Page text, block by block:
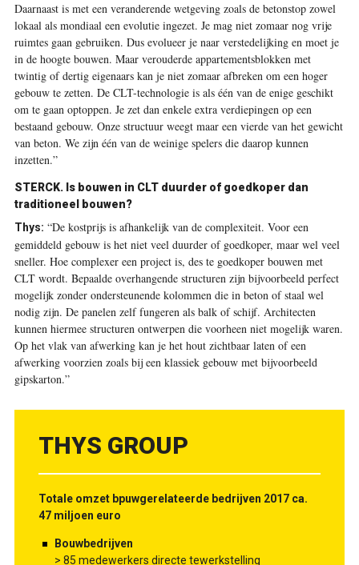
Daarnaast is met een veranderende wetgeving zoals de betonstop zowel
lokaal als mondiaal een evolutie ingezet. Je mag niet zomaar nog vrije
ruimtes gaan gebruiken. Dus evolueer je naar verstedelijking en moet je
in de hoogte bouwen. Maar verouderde appartementsblokken met
twintig of dertig eigenaars kan je niet zomaar afbreken om een hoger
gebouw te zetten. De CLT-technologie is als één van de enige geschikt
om te gaan optoppen. Je zet dan enkele extra verdiepingen op een
bestaand gebouw. Onze structuur weegt maar een vierde van het gewicht
van beton. We zijn één van de weinige spelers die daarop kunnen
inzetten.”
STERCK. Is bouwen in CLT duurder of goedkoper dan
traditioneel bouwen?
Thys: “De kostprijs is afhankelijk van de complexiteit. Voor een
gemiddeld gebouw is het niet veel duurder of goedkoper, maar wel veel
sneller. Hoe complexer een project is, des te goedkoper bouwen met
CLT wordt. Bepaalde overhangende structuren zijn bijvoorbeeld perfect
mogelijk zonder ondersteunende kolommen die in beton of staal wel
nodig zijn. De panelen zelf fungeren als balk of schijf. Architecten
kunnen hiermee structuren ontwerpen die voorheen niet mogelijk waren.
Op het vlak van afwerking kan je het hout zichtbaar laten of een
afwerking voorzien zoals bij een klassiek gebouw met bijvoorbeeld
gipskarton.”
THYS GROUP
Totale omzet bpuwgerelateerde bedrijven 2017 ca.
47 miljoen euro
Bouwbedrijven
> 85 medewerkers directe tewerkstelling